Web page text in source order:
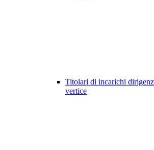
Titolari di incarichi
vertice